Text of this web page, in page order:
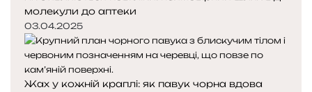
молекули до аптеки
03.04.2025
Жах у кожній краплі: як павук чорна вдова